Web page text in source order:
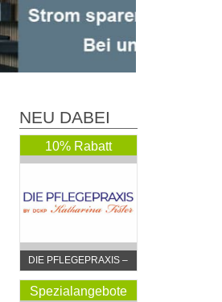
NEU DABEI
10% Rabatt
DIE PFLEGEPRAXIS –
by DGKP Katharina
Fister
Spezialangebote